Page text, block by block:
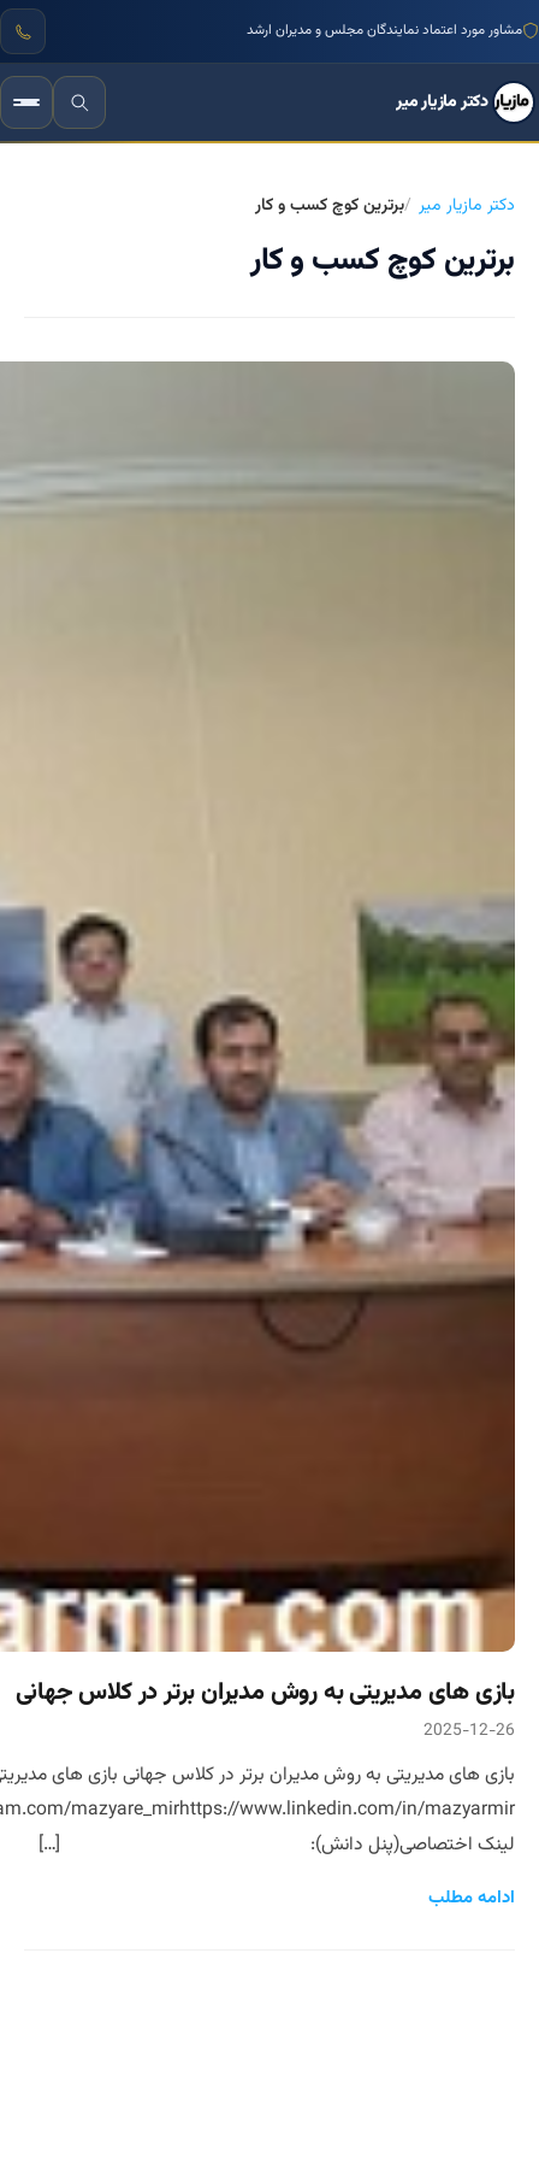
مشاور مورد اعتماد نمایندگان مجلس و مدیران ارشد
دکتر مازیار میر
دکتر مازیار میر برترین کوچ کسب و کار
برترین کوچ کسب و کار
بازی های مدیریتی به روش مدیران برتر در کلاس جهانی
2025-12-26
mazyare_mirhttps://www.linkedin.com/in/mazyarmir
لینک اختصاصی(پنل دانش): […]
ادامه مطلب